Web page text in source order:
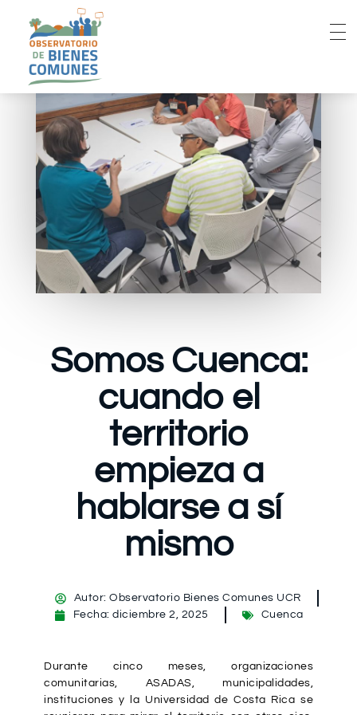
Somos Cuenca:
cuando el
territorio
empieza a
hablarse a sí
mismo
Autor: Observatorio Bienes Comunes UCR
Fecha: diciembre 2, 2025 Cuenca
Durante cinco meses, organizaciones
comunitarias, ASADAS, municipalidades,
instituciones y la Universidad de Costa Rica se